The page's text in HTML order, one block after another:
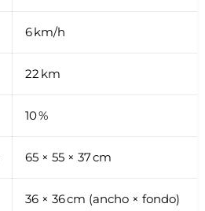
6 km/h
22 km
10 %
65 × 55 × 37 cm
36 × 36 cm (ancho × fondo)